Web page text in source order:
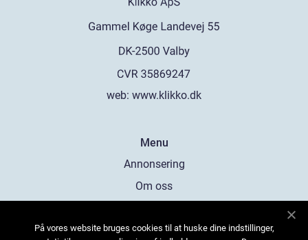
web: www.klikko.dk
Menu
Annonsering
Om oss
Kontakta oss
På vores website bruges cookies til at huske dine indstillinger,